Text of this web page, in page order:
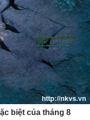
biệt của tháng 8